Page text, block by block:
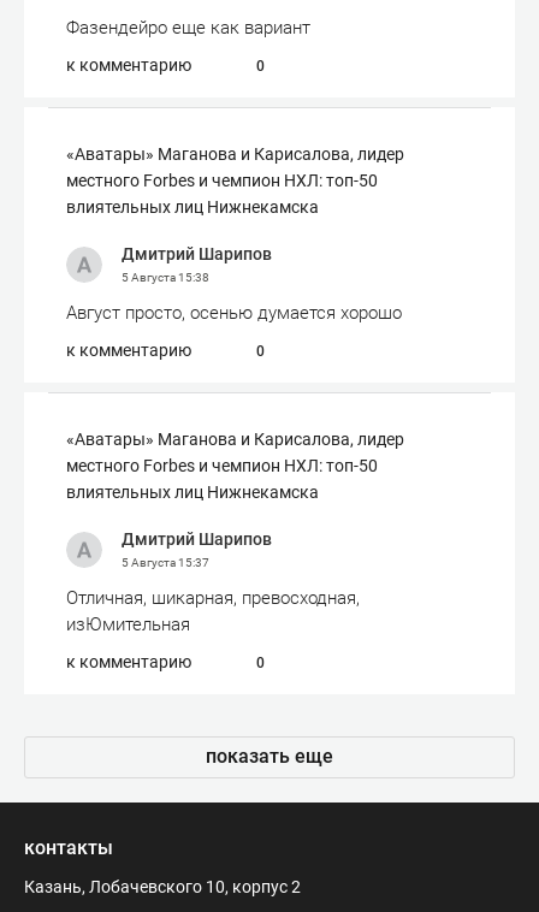
Фазендейро еще как вариант
к комментарию 0
«Аватары» Маганова и Карисалова, лидер
местного Forbes и чемпион НХЛ: топ-50
влиятельных лиц Нижнекамска
Дмитрий Шарипов
5 Августа15:38
Август просто, осенью думается хорошо
к комментарию 0
«Аватары» Маганова и Карисалова, лидер
местного Forbes и чемпион НХЛ: топ-50
влиятельных лиц Нижнекамска
Дмитрий Шарипов
5 Августа15:37
Отличная, шикарная, превосходная,
изЮмительная
к комментарию 0
показать еще
контакты
Казань, Лобачевского 10, корпус 2